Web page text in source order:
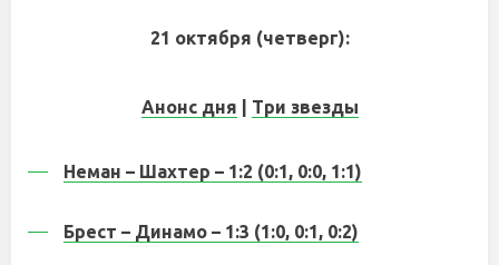
21 октября (четверг):
Анонс дня Три звезды
Неман – Шахтер – 1:2 (0:1, 0:0, 1:1)
Брест – Динамо – 1:3 (1:0, 0:1, 0:2)